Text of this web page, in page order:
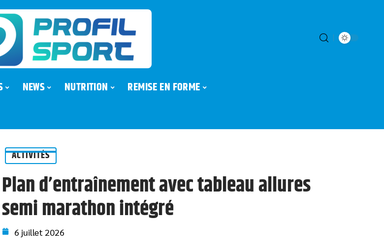
NEWS NUTRITION REMISE EN FORME
ACTIVITÉS
Plan d’entraînement avec tableau allures
semi marathon intégré
6 juillet 2026